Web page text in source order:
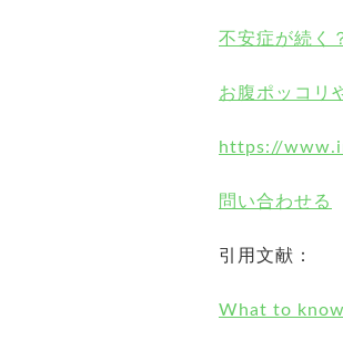
不安症が続く
お腹ポッコリ
https://
問い合わせる
引用文献：
What to